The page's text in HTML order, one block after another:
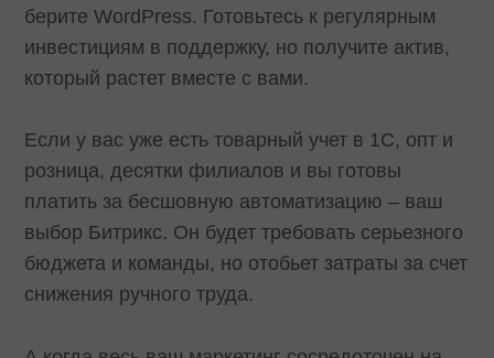
берите WordPress. Готовьтесь к регулярным
инвестициям в поддержку, но получите актив,
который растет вместе с вами.
Если у вас уже есть товарный учет в 1С, опт и
розница, десятки филиалов и вы готовы
платить за бесшовную автоматизацию – ваш
выбор Битрикс. Он будет требовать серьезного
бюджета и команды, но отобьет затраты за счет
снижения ручного труда.